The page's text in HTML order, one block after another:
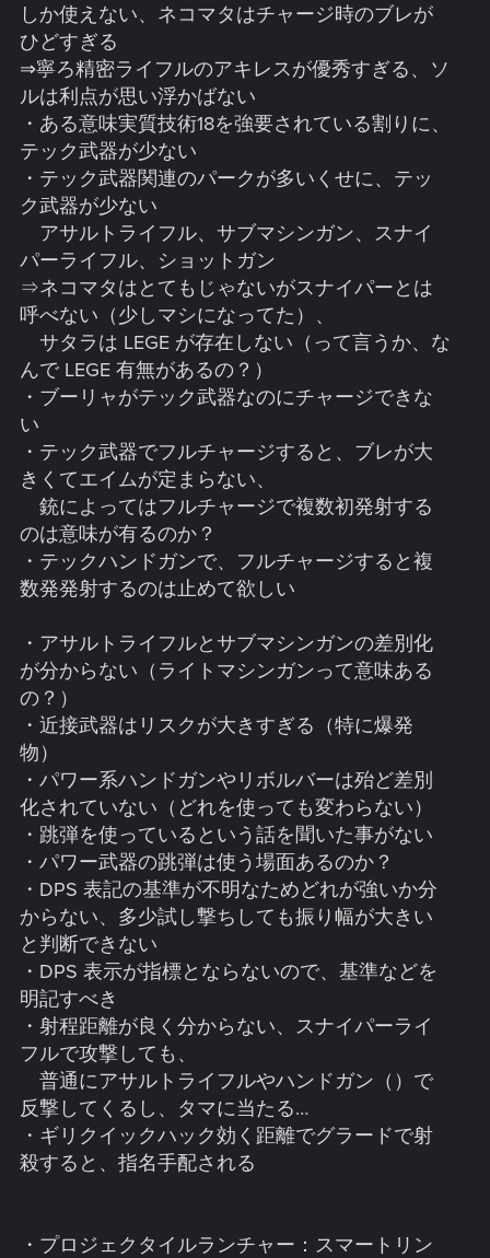
いし、一部のスキル（アスレチック・ブリーチプロトコ
ル）の上げづらさは異常
・取り返しの付かない要素が多すぎるのに、一からやり直
すしかないのは苦痛でしかない
・全ての依頼をクリアしてしまうとやる事が無くなってし
まう
・パワー武器の跳弾は使う場面あるのか？
・インプラントを付けているのに暗闇で見えないのはおか
しい
・ヘッドアップを習得しているとブリーチ・アクセスポイ
ントのキャンセルが出来ない
・ブリーチプロトコル・アクセスポイントのブリーチが何
度もやるのにコードが地味に長い時があって面倒
・オブジェクトが埋まって取得できない（グレネードで吹
っ飛ばすと多発する）
・一部のアイテムを大量に分解できなくなる事がある
・個数選択は個数にかかわらず右スティックで個数選択句
出来るようにすべき
・クラフト時のムダなディレイ？これのお陰で余分な時間
が掛かる
・敵の驚異的なステップ移動や、格闘のコンボは V も利用
可能にすべき
・実質有効でないパークが多すぎる
・一割分解の実装（飲食物、ジャンク品）
・分解のロック実装
・髪型やピアス等キャラクリの再設定が可能なようにすべ
・高低差があるのにナビゲーションがそれを考慮していな
・アルデカルドスのボレロジャケットがエンディング後に
何故かスロット数が変わってしまう
・悪魔のタロットが取得できない？
・ローグルートのアイコニックマサムネがインベントリに
残らない
・エンディングが複数あるにもかかわらず、共通部分がス
キップできないのは改善すべき
・クリア後、全アイコニックが保管庫に入って居るぐらい
でも良い（違うライフパスのモノ含めて）
もしくは特定の武器屋などでいつでも購入可能にするな
ど
・ロードが長すぎる、かの MHW;IB と同等かそれ以上に長
い（PS4Pro＋外付け SSD）
・ケニーのギターを回収するジョブ（ジョニーのパンツ
も）で、ボーザージャケットがゲイシャのタンクトップに
なっていた
・保管庫もフィルターを実装すべき
しか使えない、ネコマタはチャージ時のブレが
ひどすぎる
⇒寧ろ精密ライフルのアキレスが優秀すぎる、ソ
ルは利点が思い浮かばない
・ある意味実質技術18を強要されている割りに、
テック武器が少ない
・テック武器関連のパークが多いくせに、テッ
ク武器が少ない
アサルトライフル、サブマシンガン、スナイ
パーライフル、ショットガン
⇒ネコマタはとてもじゃないがスナイパーとは
呼べない（少しマシになってた）、
サタラは LEGE が存在しない（って言うか、な
んで LEGE 有無があるの？）
・ブーリャがテック武器なのにチャージできな
い
・テック武器でフルチャージすると、ブレが大
きくてエイムが定まらない、
銃によってはフルチャージで複数初発射する
のは意味が有るのか？
・テックハンドガンで、フルチャージすると複
数発発射するのは止めて欲しい
・アサルトライフルとサブマシンガンの差別化
が分からない（ライトマシンガンって意味ある
の？）
・近接武器はリスクが大きすぎる（特に爆発
物）
・パワー系ハンドガンやリボルバーは殆ど差別
化されていない（どれを使っても変わらない）
・跳弾を使っているという話を聞いた事がない
・パワー武器の跳弾は使う場面あるのか？
・DPS 表記の基準が不明なためどれが強いか分
からない、多少試し撃ちしても振り幅が大きい
と判断できない
・DPS 表示が指標とならないので、基準などを
明記すべき
・射程距離が良く分からない、スナイパーライ
フルで攻撃しても、
普通にアサルトライフルやハンドガン（）で
反撃してくるし、タマに当たる…
・ギリクイックハック効く距離でグラードで射
殺すると、指名手配される
・プロジェクタイルランチャー：スマートリン